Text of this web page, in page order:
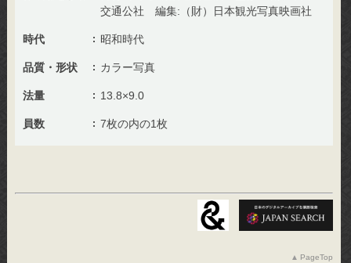
交通公社 編集:（財）日本観光写真映画社
時代 昭和時代
品質・形状 カラー写真
法量 13.8×9.0
員数 7枚の内の1枚
PageTop